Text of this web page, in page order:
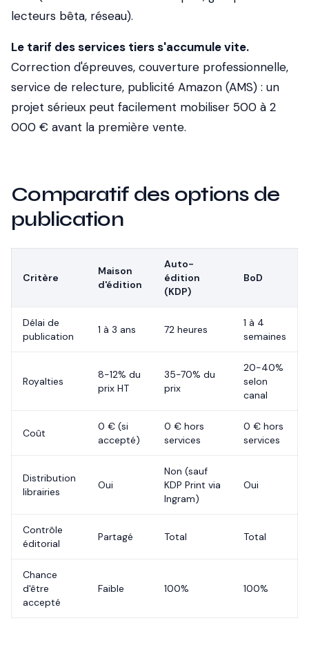
lecteurs bêta, réseau).
Le tarif des services tiers s'accumule vite.
Correction d'épreuves, couverture professionnelle,
service de relecture, publicité Amazon (AMS) : un
projet sérieux peut facilement mobiliser 500 à 2
000 € avant la première vente.
Comparatif des options de
publication
Critère
Maison
d'édition
Auto-
édition
(KDP)
BoD
Délai de
publication
1 à 3 ans 72 heures
1 à 4
semaines
Royalties
8-12% du
prix HT
35-70% du
prix
20-40%
selon
canal
Coût
0 € (si
accepté)
0 € hors
services
0 € hors
services
Distribution
librairies
Oui
Non (sauf
KDP Print via
Ingram)
Oui
Contrôle
éditorial
Partagé Total Total
Chance
d'être
accepté
Faible 100% 100%